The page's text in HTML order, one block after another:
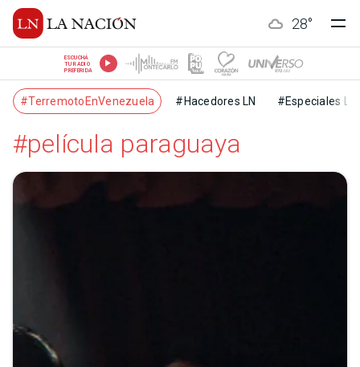
28°
ESCUCHÁ
TU RADIO
PREFERIDA
#TerremotoEnVenezuela #Hacedores LN #Especiales LN
#película paraguaya